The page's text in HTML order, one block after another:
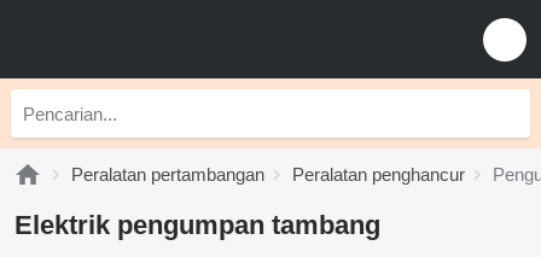
Peralatan pertambangan Peralatan penghancur
Elektrik pengumpan tambang